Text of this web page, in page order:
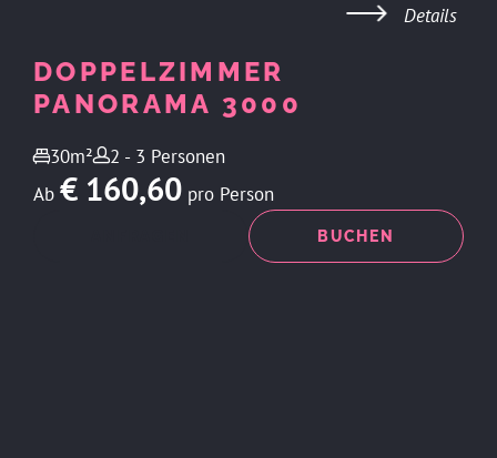
DOPPELZIMMER
PANORAMA 3000
30m²
2 - 3 Personen
Ab € 160,60 pro Person
BUCHEN
Details